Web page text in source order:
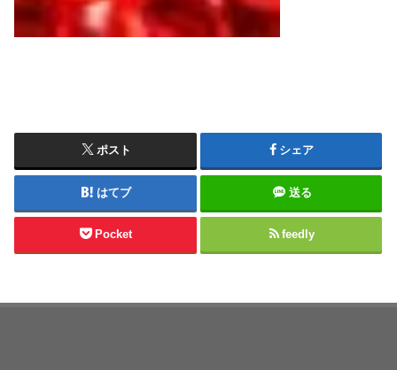
ポスト シェア
はてブ 送る
Pocket feedly